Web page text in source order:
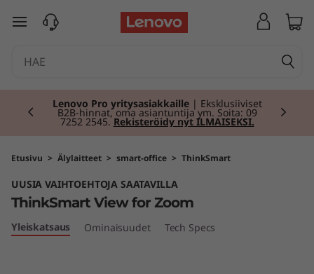
T
S
m
a
siirry pääsisältöön
Lenovo Pro yritysasiakkaille| Eksklusiiviset
B2B-hinnat, oma asiantuntija ym. Soita: 09
7252 2545. Rekisteröidy nyt ILMAISEKSI.
Currently displaying item 2 of 2
Etusivu > Älylaitteet > smart-office > ThinkSmart
UUSIA VAIHTOEHTOJA SAATAVILLA
ThinkSmart View for Zoom
Yleiskatsaus Ominaisuudet Tech Specs